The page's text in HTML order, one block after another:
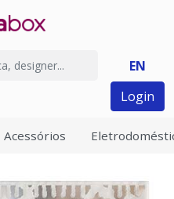
EN
Login
Acessórios